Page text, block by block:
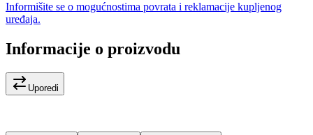
Informišite se o mogućnostima povrata i reklamacije kupljenog
uređaja.
Informacije o proizvodu
Uporedi